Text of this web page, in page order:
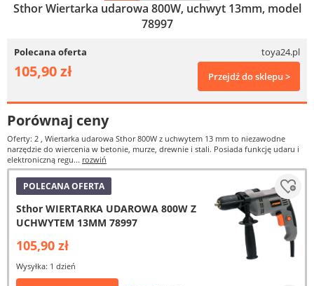
Sthor Wiertarka udarowa 800W, uchwyt 13mm, model
78997
Polecana oferta toya24.pl
105,90 zł Przejdź do sklepu >
Porównaj ceny
Oferty: 2 , Wiertarka udarowa Sthor 800W z uchwytem 13 mm to niezawodne
narzędzie do wiercenia w betonie, murze, drewnie i stali. Posiada funkcję udaru i
elektroniczną regu... rozwiń
POLECANA OFERTA
Sthor WIERTARKA UDAROWA 800W Z
UCHWYTEM 13MM 78997
105,90 zł
Wysyłka: 1 dzień